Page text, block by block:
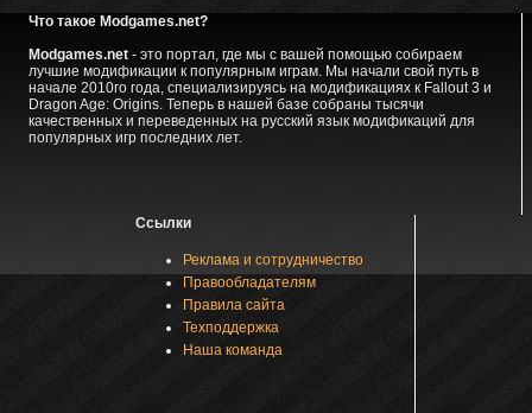
Что такое Modgames.net?
Modgames.net- это портал, где мы с вашей помощью собираем
лучшие модификации к популярным играм. Мы начали свой путь в
начале 2010го года, специализируясь на модификациях к Fallout 3 и
Dragon Age: Origins. Теперь в нашей базе собраны тысячи
качественных и переведенных на русский язык модификаций для
популярных игр последних лет.
Ссылки
Реклама и сотрудничество
Правообладателям
Правила сайта
Техподдержка
Наша команда